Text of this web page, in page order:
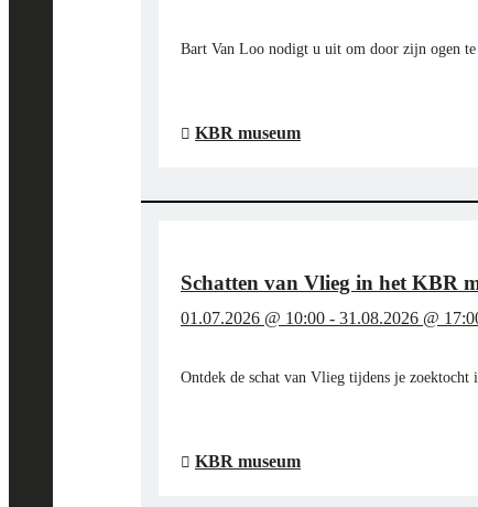
Bart Van Loo nodigt u uit om door zijn ogen
DE
DE
IN
KBR
KBR museum
Schatten van Vlieg in het KBR
01.07.2026 @ 10:00 - 31.08.2026 @
Ontdek de schat van Vlieg tijdens je
VLIEG
KBR museum